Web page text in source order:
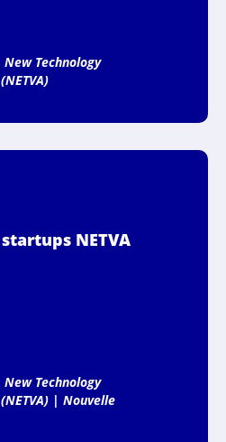
New Technology
NETVA
New Technology
| Nouvelle